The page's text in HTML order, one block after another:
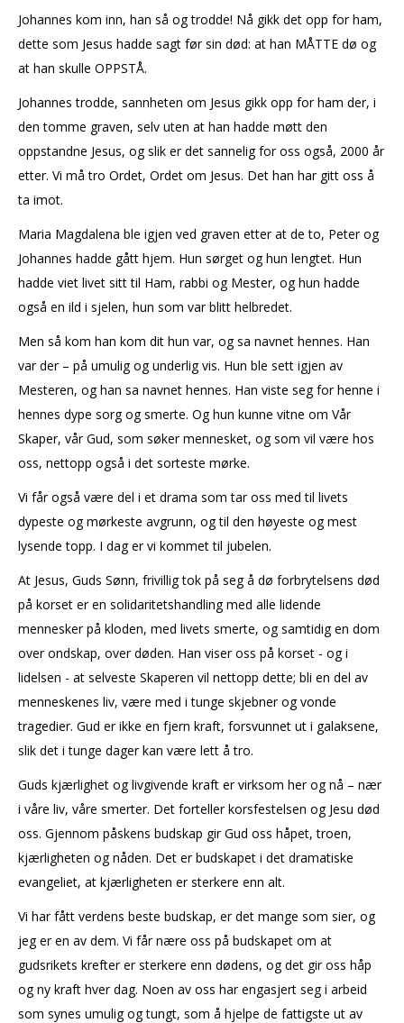
Johannes kom inn, han så og trodde! Nå gikk det opp for ham,
dette som Jesus hadde sagt før sin død: at han MÅTTE dø og
at han skulle OPPSTÅ.
Johannes trodde, sannheten om Jesus gikk opp for ham der, i
den tomme graven, selv uten at han hadde møtt den
oppstandne Jesus, og slik er det sannelig for oss også, 2000 år
etter. Vi må tro Ordet, Ordet om Jesus. Det han har gitt oss å
ta imot.
Maria Magdalena ble igjen ved graven etter at de to, Peter og
Johannes hadde gått hjem. Hun sørget og hun lengtet. Hun
hadde viet livet sitt til Ham, rabbi og Mester, og hun hadde
også en ild i sjelen, hun som var blitt helbredet.
Men så kom han kom dit hun var, og sa navnet hennes. Han
var der – på umulig og underlig vis. Hun ble sett igjen av
Mesteren, og han sa navnet hennes. Han viste seg for henne i
hennes dype sorg og smerte. Og hun kunne vitne om Vår
Skaper, vår Gud, som søker mennesket, og som vil være hos
oss, nettopp også i det sorteste mørke.
Vi får også være del i et drama som tar oss med til livets
dypeste og mørkeste avgrunn, og til den høyeste og mest
lysende topp. I dag er vi kommet til jubelen.
At Jesus, Guds Sønn, frivillig tok på seg å dø forbrytelsens død
på korset er en solidaritetshandling med alle lidende
mennesker på kloden, med livets smerte, og samtidig en dom
over ondskap, over døden. Han viser oss på korset - og i
lidelsen - at selveste Skaperen vil nettopp dette; bli en del av
menneskenes liv, være med i tunge skjebner og vonde
tragedier. Gud er ikke en fjern kraft, forsvunnet ut i galaksene,
slik det i tunge dager kan være lett å tro.
Guds kjærlighet og livgivende kraft er virksom her og nå – nær
i våre liv, våre smerter. Det forteller korsfestelsen og Jesu død
oss. Gjennom påskens budskap gir Gud oss håpet, troen,
kjærligheten og nåden. Det er budskapet i det dramatiske
evangeliet, at kjærligheten er sterkere enn alt.
Vi har fått verdens beste budskap, er det mange som sier, og
jeg er en av dem. Vi får nære oss på budskapet om at
gudsrikets krefter er sterkere enn dødens, og det gir oss håp
og ny kraft hver dag. Noen av oss har engasjert seg i arbeid
som synes umulig og tungt, som å hjelpe de fattigste ut av